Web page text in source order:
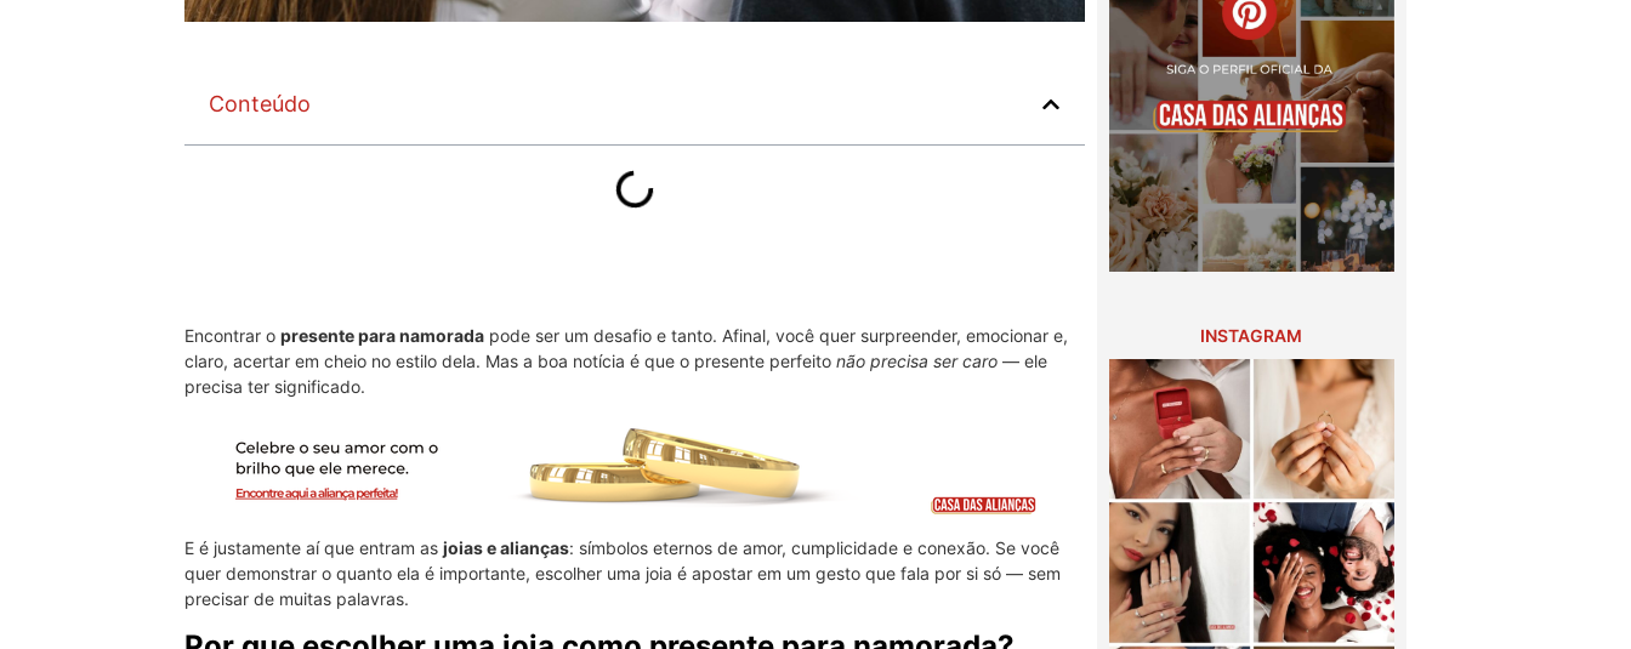
Conteúdo
Encontrar o presente para namorada pode ser um desafio e tanto. Afinal, você quer surpreender, emocionar e,
claro, acertar em cheio no estilo dela. Mas a boa notícia é que o presente perfeito não precisa ser caro — ele
precisa ter significado.
E é justamente aí que entram as joias e alianças: símbolos eternos de amor, cumplicidade e conexão. Se você
quer demonstrar o quanto ela é importante, escolher uma joia é apostar em um gesto que fala por si só — sem
precisar de muitas palavras.
INSTAGRAM